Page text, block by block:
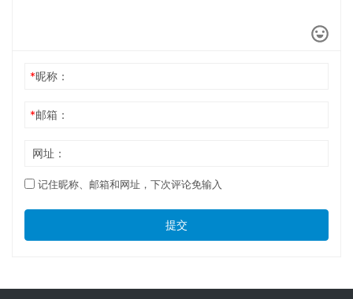
*昵称：
*邮箱：
网址：
记住昵称、邮箱和网址，下次评论免输入
提交